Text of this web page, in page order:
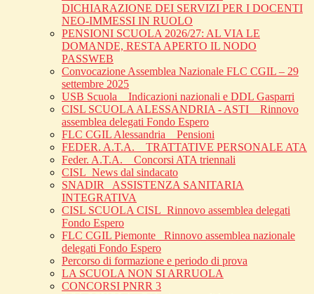
DICHIARAZIONE DEI SERVIZI PER I DOCENTI
NEO-IMMESSI IN RUOLO
PENSIONI SCUOLA 2026/27: AL VIA LE
DOMANDE, RESTA APERTO IL NODO
PASSWEB
Convocazione Assemblea Nazionale FLC CGIL – 29
settembre 2025
USB Scuola _ Indicazioni nazionali e DDL Gasparri
CISL SCUOLA ALESSANDRIA - ASTI _ Rinnovo
assemblea delegati Fondo Espero
FLC CGIL Alessandria _ Pensioni
FEDER. A.T.A. _ TRATTATIVE PERSONALE ATA
Feder. A.T.A. _ Concorsi ATA triennali
CISL_News dal sindacato
SNADIR_ ASSISTENZA SANITARIA
INTEGRATIVA
CISL SCUOLA CISL_Rinnovo assemblea delegati
Fondo Espero
FLC CGIL Piemonte _Rinnovo assemblea nazionale
delegati Fondo Espero
Percorso di formazione e periodo di prova
LA SCUOLA NON SI ARRUOLA
CONCORSI PNRR 3